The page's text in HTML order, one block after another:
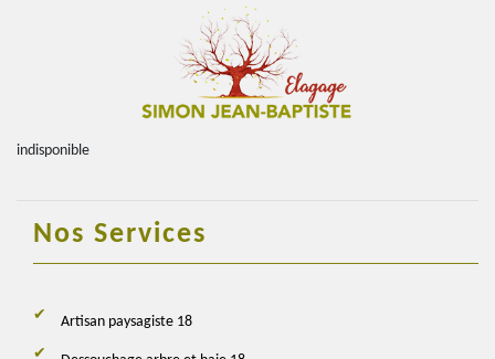
indisponible
Nos Services
Artisan paysagiste 18